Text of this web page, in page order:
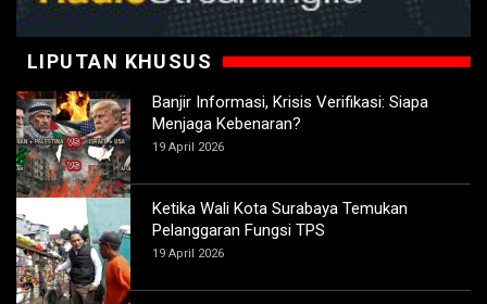
LIPUTAN KHUSUS
Banjir Informasi, Krisis Verifikasi: Siapa
Menjaga Kebenaran?
19 April 2026
Ketika Wali Kota Surabaya Temukan
Pelanggaran Fungsi TPS
19 April 2026